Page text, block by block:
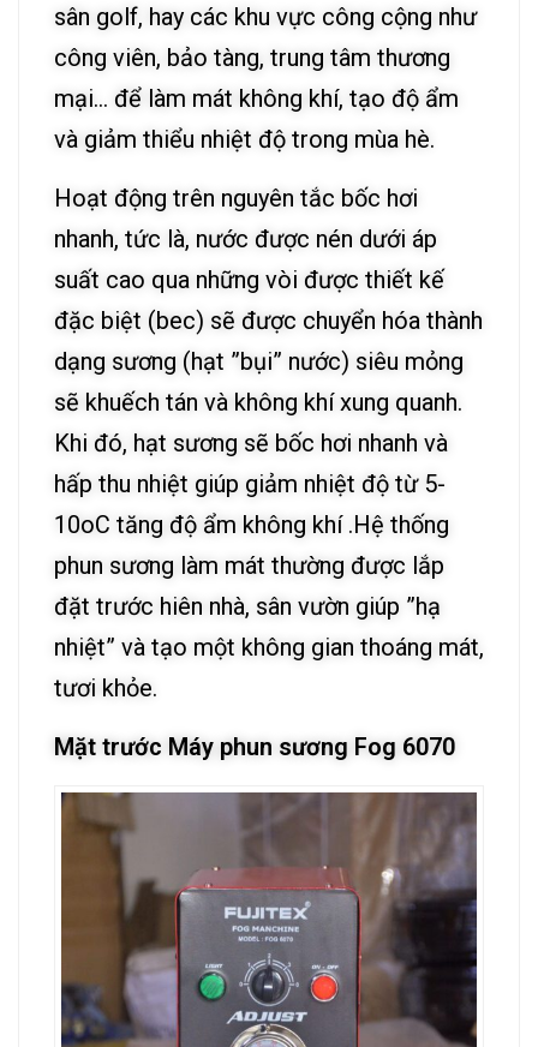
sân golf, hay các khu vực công cộng như
công viên, bảo tàng, trung tâm thương
mại… để làm mát không khí, tạo độ ẩm
và giảm thiểu nhiệt độ trong mùa hè.
Hoạt động trên nguyên tắc bốc hơi
nhanh, tức là, nước được nén dưới áp
suất cao qua những vòi được thiết kế
đặc biệt (bec) sẽ được chuyển hóa thành
dạng sương (hạt ”bụi” nước) siêu mỏng
sẽ khuếch tán và không khí xung quanh.
Khi đó, hạt sương sẽ bốc hơi nhanh và
hấp thu nhiệt giúp giảm nhiệt độ từ 5-
10oC tăng độ ẩm không khí .Hệ thống
phun sương làm mát thường được lắp
đặt trước hiên nhà, sân vườn giúp ”hạ
nhiệt” và tạo một không gian thoáng mát,
tươi khỏe.
Mặt trước Máy phun sương Fog 6070